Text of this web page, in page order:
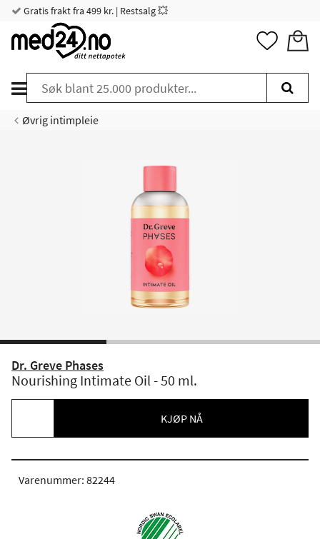
Gratis frakt fra 499 kr. | Restsalg 💥
Øvrig intimpleie
Dr. Greve Phases
Nourishing Intimate Oil - 50 ml.
KJØP NÅ
Varenummer: 82244